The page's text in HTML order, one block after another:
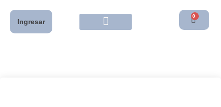
Ingresar
0